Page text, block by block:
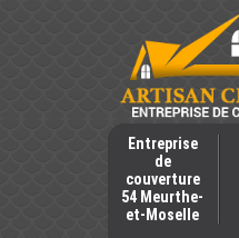
Entreprise
de
couverture
54 Meurthe-
et-Moselle